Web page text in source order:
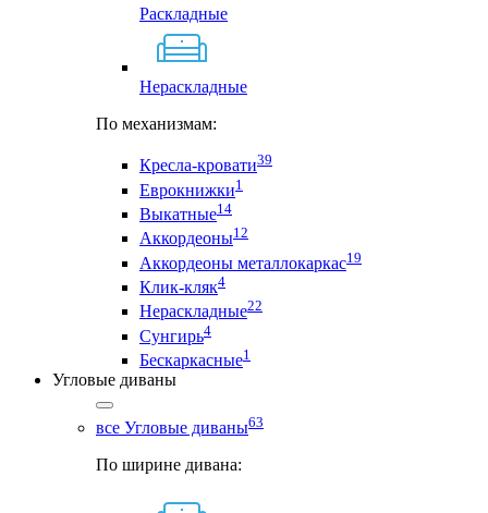
Раскладные
Нераскладные
По механизмам:
Кресла-кровати39
Еврокнижки1
Выкатные14
Аккордеоны12
Аккордеоны металлокаркас19
Клик-кляк4
Нераскладные22
Сунгирь4
Бескаркасные1
Угловые диваны
все Угловые диваны63
По ширине дивана: